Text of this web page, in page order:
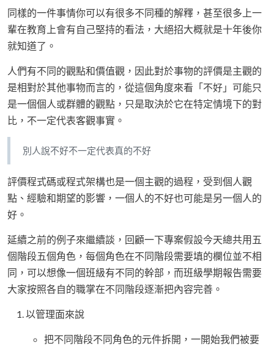
同樣的一件事情你可以有很多不同種的解釋，甚至很多上一
輩在教育上會有自己堅持的看法，大絕招大概就是十年後你
就知道了。
人們有不同的觀點和價值觀，因此對於事物的評價是主觀的
是相對於其他事物而言的，從這個角度來看「不好」可能只
是一個個人或群體的觀點，只是取決於它在特定情境下的對
比，不一定代表客觀事實。
別人說不好不一定代表真的不好
評價程式碼或程式架構也是一個主觀的過程，受到個人觀
點、經驗和期望的影響，一個人的不好也可能是另一個人的
好。
延續之前的例子來繼續談，回顧一下專案假設今天總共用五
個階段五個角色，每個角色在不同階段需要填的欄位並不相
同，可以想像一個班級有不同的幹部，而班級學期報告需要
大家按照各自的職掌在不同階段逐漸把內容完善。
以管理面來說
把不同階段不同角色的元件拆開，一開始我們被要